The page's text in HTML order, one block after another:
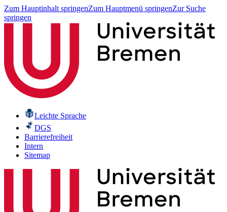
Zum Hauptinhalt springenZum Hauptmenü springenZur Suche
springen
Leichte Sprache
DGS
Barrierefreiheit
Intern
Sitemap